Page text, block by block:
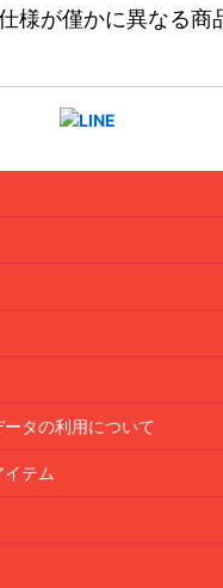
様が僅かに異なる商
タの利用について
テム